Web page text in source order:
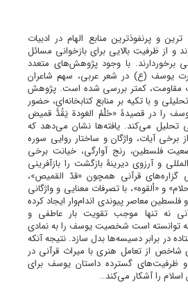
و پرنفوذترین منابع الهام در ادبیات
و از ظرفیت بالایی برای بازخوانی مسائل
برخوردارند. با وجود پژوهش‌های متعدد
یوسف (ع) در شعر عربی، سهم شاعران
مقاومت، کمتر بررسی شده است. پژوهش
و با تکیه بر منابع کتابخانه‌ای، حضور
را در قصیدۀ «حُلْمُ العَودة یَقُدُّ قمیصَ
تحلیل می‌کند. یافته‌ها نشان می‌دهد که
برخی آیات، واژگان و ساختار روایی سوره
فلسطین، رنج آوارگی، خیانت برخی
و آرزوی دیرینۀ بازگشت را بازآفرینی
گزاره‌های قرآنی همچون «قدّ القمیص»،
و «ألقوه»، با تصرفات معنایی و واژگانی
معاصر پیوندی اندام‌وار ایجاد کرده
نه تنها موجب تقویت بار عاطفی و
توانسته است شخصیت یوسف را به نمادی
در برابر دسیسه‌ها بدل سازد. نتیجه آنکه
شاخص از تعامل هنری با میراث قرآنی در
گسترده داستان یوسف برای
را آشکار می‌کند..